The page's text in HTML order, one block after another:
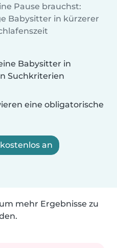
Pause brauchst:
Babysitter in kürzerer
Babysitter in
Suchkriterien
eine obligatorische
an
mehr Ergebnisse zu